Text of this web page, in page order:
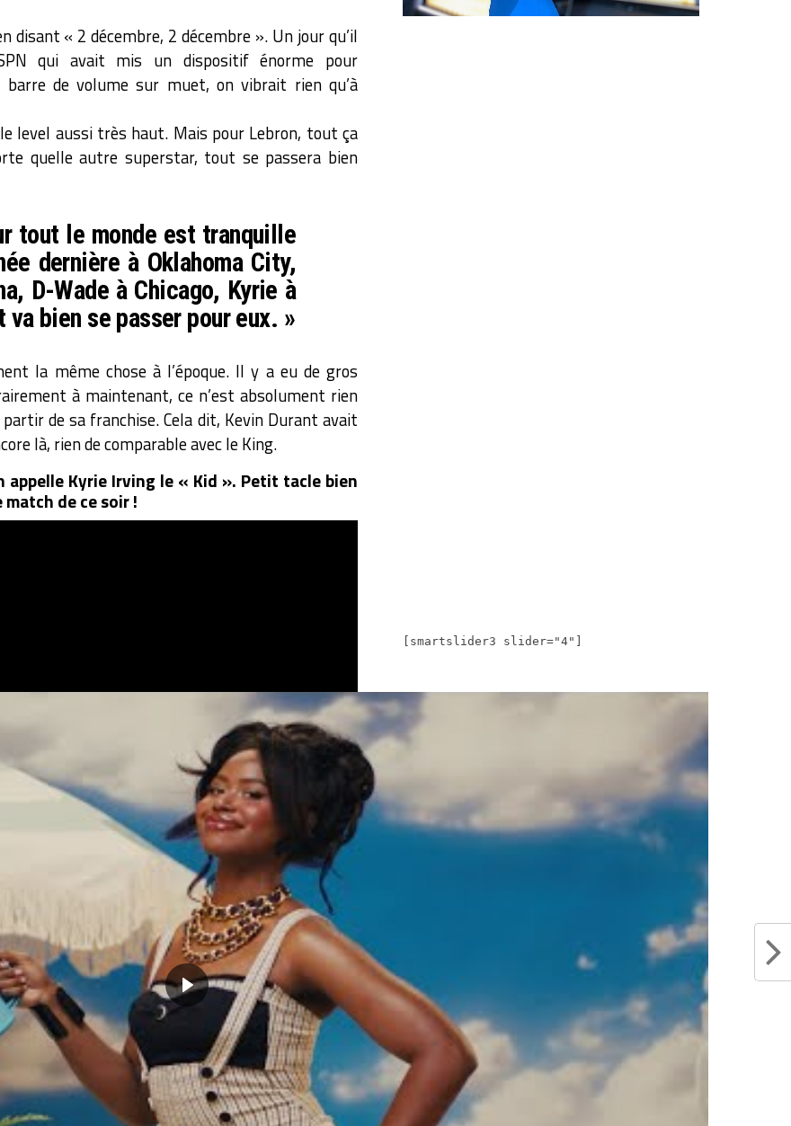
disant « 2 décembre, 2 décembre ». Un jour qu’il
qui avait mis un dispositif énorme pour
de volume sur muet, on vibrait rien qu’à
level aussi très haut. Mais pour Lebron, tout ça
quelle autre superstar, tout se passera bien
tout le monde est tranquille
dernière à Oklahoma City,
D-Wade à Chicago, Kyrie à
va bien se passer pour eux. »
la même chose à l’époque. Il y a eu de gros
à maintenant, ce n’est absolument rien
de sa franchise. Cela dit, Kevin Durant avait
là, rien de comparable avec le King.
appelle Kyrie Irving le « Kid ». Petit tacle bien
de ce soir !
[smartslider3 slider="4"]